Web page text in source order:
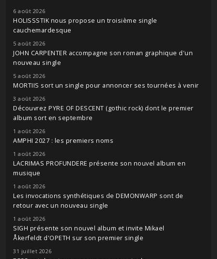
6 août 2026
HOLISSSTIK nous propose un troisième single
cauchemardesque
5 août 2026
JOHN CARPENTER accompagne son roman graphique d'un
nouveau single
5 août 2026
MORTIIS sort un single pour annoncer ses tournées à venir
3 août 2026
Découvrez PYRE OF DESCENT (gothic rock) dont le premier
album sort en septembre
1 août 2026
AMPHI 2027 : les premiers noms
1 août 2026
LACRIMAS PROFUNDERE présente son nouvel album en
musique
1 août 2026
Les invocations synthétiques de DEMONWARP sont de
retour avec un nouveau single
1 août 2026
SIGH présente son nouvel album et invite Mikael
Åkerfeldt d'OPETH sur son premier single
31 juillet 2026